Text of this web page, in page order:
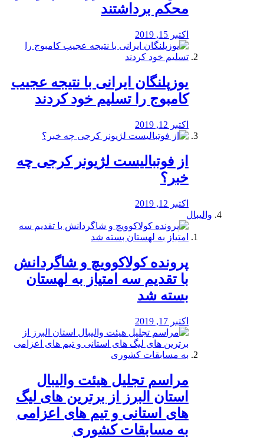
محكم برداشتند
اکتبر 15, 2019
یوزپلنگان ایرانی با نتیجه عجیب
کامبوج را تسلیم خود کردند
اکتبر 12, 2019
از فوتبالیست لژیونر کرجی چه
خبر؟
اکتبر 12, 2019
والیبال
پرونده کولاکوویچ و شاگردانش
با تقدیم سه امتیاز به لهستان
بسته شد
اکتبر 17, 2019
مراسم تجلیل هیئت والیبال
استان البرز از برترین های لیگ
های استانی و تیم های اعزامی
به مسابقات کشوری